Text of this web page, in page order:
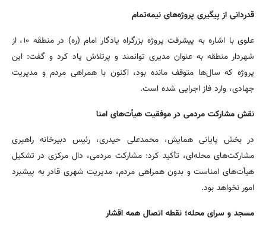
قدردانی از پیگیری پروژه‌های نیمه‌تمام
علوی با اشاره به پیشرفت پروژه بزرگراه یادگار امام (ره) در منطقه ۱۰، از
شهردار منطقه به عنوان مدیری توانمند و پرتلاش یاد کرد و گفت: این
پروژه که سال‌ها متوقف مانده بود، اکنون با همراهی مردم و مدیریت
جهادی، وارد فاز اجرایی شده است.
نقش مشارکت مردمی در موفقیت هیأت‌های امنا
در بخش پایانی همایش، محمدعلی حیدری، رئیس دبیرخانه راهبری
مشارکت‌های محله‌ای، تأکید کرد: مشارکت مردمی، دال مرکزی در تشکیل
هیأت‌های امناست و بدون همراهی مردم، مدیریت شهری قادر به پیشبرد
امور نخواهد بود.
مسجد و سرای محله؛ نقطه اتصال همه اقشار